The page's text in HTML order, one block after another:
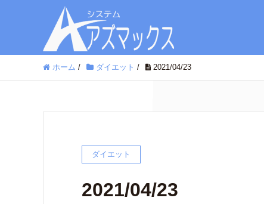
ホーム / ダイエット / 2021/04/23
ダイエット
2021/04/23